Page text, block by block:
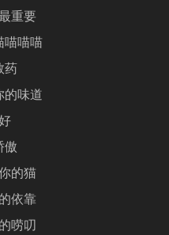
重要
喵喵喵
药
的味道
傲
的猫
依靠
唠叨